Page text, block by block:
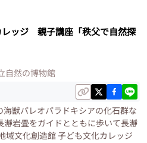
レッジ 親子講座「秩父で自然探
自然の博物館
獣パレオパラドキシアの化石群な
瀞岩畳をガイドとともに歩いて長瀞
域文化創造館 子ども文化カレッジ